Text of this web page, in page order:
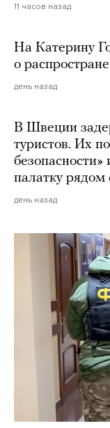
11 часов назад
На Катерину
о
день назад
В Швеции
туристов. Их
безопасности»
палатку рядом
день назад